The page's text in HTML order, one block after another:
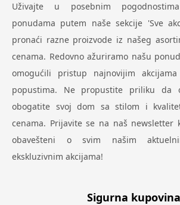
Uživajte u posebnim
ponudama putem naše sekcije 'Sve
pronaći razne proizvode iz našeg
cenama. Redovno ažuriramo našu
omogućili pristup najnovijim
popustima. Ne propustite priliku da
obogatite svoj dom sa stilom i
cenama. Prijavite se na naš newsletter
obavešteni o svim našim
ekskluzivnim akcijama!
Sigurna kupovina